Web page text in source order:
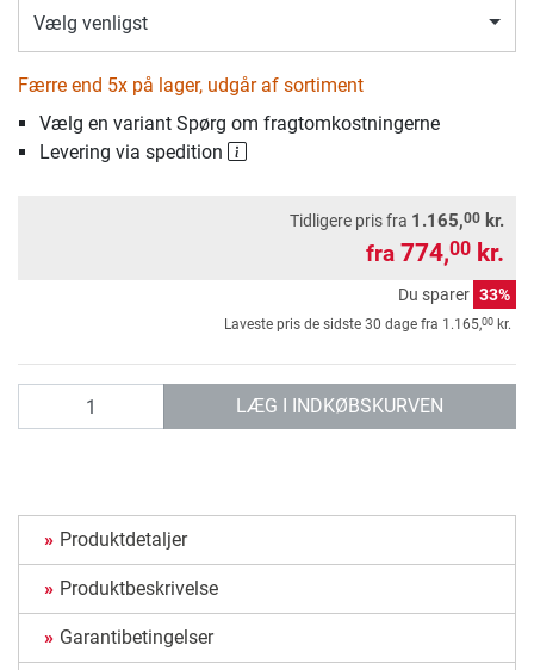
Vælg venligst
Færre end 5x på lager, udgår af sortiment
Vælg en variant Spørg om fragtomkostningerne
Levering via spedition
Tidligere pris fra 1.165,00 kr.
fra 774,00 kr.
Du sparer 33%
Laveste pris de sidste 30 dage fra 1.165,00 kr.
LÆG I INDKØBSKURVEN
Produktdetaljer
Produktbeskrivelse
Garantibetingelser